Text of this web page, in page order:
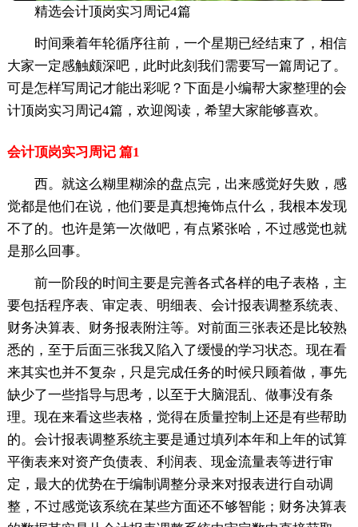
精选会计顶岗实习周记4篇
时间乘着年轮循序往前，一个星期已经结束了，相信
大家一定感触颇深吧，此时此刻我们需要写一篇周记了。
可是怎样写周记才能出彩呢？下面是小编帮大家整理的会
计顶岗实习周记4篇，欢迎阅读，希望大家能够喜欢。
会计顶岗实习周记 篇1
西。就这么糊里糊涂的盘点完，出来感觉好失败，感
觉都是他们在说，他们要是真想掩饰点什么，我根本发现
不了的。也许是第一次做吧，有点紧张哈，不过感觉也就
是那么回事。
前一阶段的时间主要是完善各式各样的电子表格，主
要包括程序表、审定表、明细表、会计报表调整系统表、
财务决算表、财务报表附注等。对前面三张表还是比较熟
悉的，至于后面三张我又陷入了缓慢的学习状态。现在看
来其实也并不复杂，只是完成任务的时候只顾着做，事先
缺少了一些指导与思考，以至于大脑混乱、做事没有条
理。现在来看这些表格，觉得在质量控制上还是有些帮助
的。会计报表调整系统主要是通过填列本年和上年的试算
平衡表来对资产负债表、利润表、现金流量表等进行审
定，最大的优势在于编制调整分录来对报表进行自动调
整，不过感觉该系统在某些方面还不够智能；财务决算表